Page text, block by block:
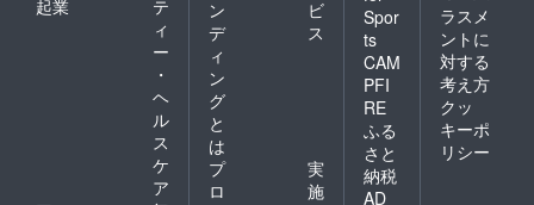
起業
テ
ィ
ー
・
ヘ
ル
ス
ケ
ア
ン
デ
ィ
ン
グ
と
は
ビ
ス
プ
ロ
実
施
Spor
ts
CAM
PFI
RE
ふる
さと
納税
AD
ラスメ
ントに
対する
考え方
クッ
キーポ
リシー